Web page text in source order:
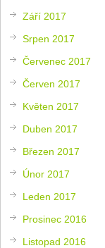
Září 2017
Srpen 2017
Červenec 2017
Červen 2017
Květen 2017
Duben 2017
Březen 2017
Únor 2017
Leden 2017
Prosinec 2016
Listopad 2016